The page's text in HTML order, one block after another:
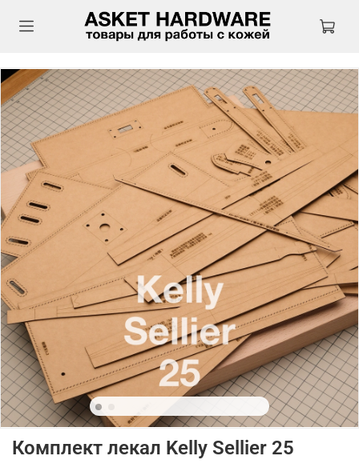
Комплект лекал Kelly Sellier 25